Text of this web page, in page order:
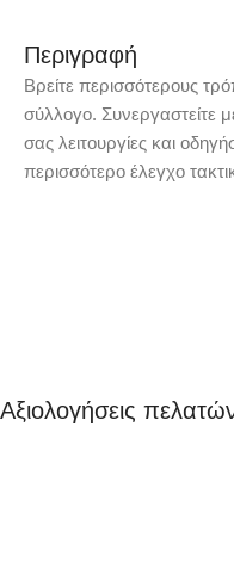
Περιγραφή
Βρείτε περισσότερους
σύλλογο. Συνεργαστείτε
σας λειτουργίες και
περισσότερο έλεγχο
Αξιολογήσεις